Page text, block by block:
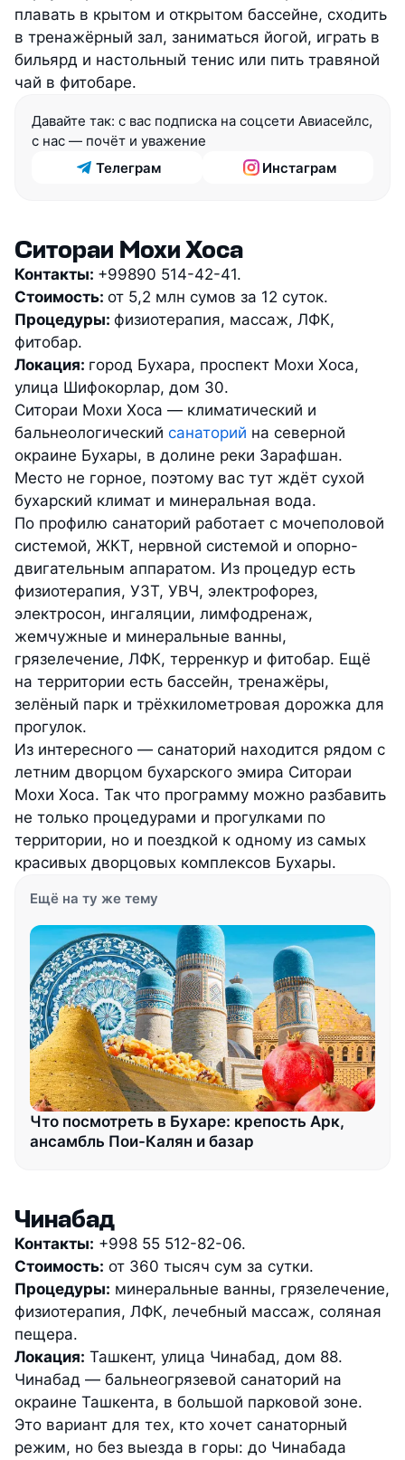
плавать в крытом и открытом бассейне, сходить
в тренажёрный зал, заниматься йогой, играть в
бильярд и настольный тенис или пить травяной
чай в фитобаре.
Давайте так: с вас подписка на соцсети Авиасейлс,
с нас — почёт и уважение
Телеграм
Инстаграм
Ситораи Мохи Хоса
Контакты: +99890 514-42-41.
Стоимость: от 5,2 млн сумов за 12 суток.
Процедуры: физиотерапия, массаж, ЛФК,
фитобар.
Локация: город Бухара, проспект Мохи Хоса,
улица Шифокорлар, дом 30.
Ситораи Мохи Хоса — климатический и
бальнеологический санаторий на северной
окраине Бухары, в долине реки Зарафшан.
Место не горное, поэтому вас тут ждёт сухой
бухарский климат и минеральная вода.
По профилю санаторий работает с мочеполовой
системой, ЖКТ, нервной системой и опорно-
двигательным аппаратом. Из процедур есть
физиотерапия, УЗТ, УВЧ, электрофорез,
электросон, ингаляции, лимфодренаж,
жемчужные и минеральные ванны,
грязелечение, ЛФК, терренкур и фитобар. Ещё
на территории есть бассейн, тренажёры,
зелёный парк и трёхкилометровая дорожка для
прогулок.
Из интересного — санаторий находится рядом с
летним дворцом бухарского эмира Ситораи
Мохи Хоса. Так что программу можно разбавить
не только процедурами и прогулками по
территории, но и поездкой к одному из самых
красивых дворцовых комплексов Бухары.
Ещё на ту же тему
Что посмотреть в Бухаре: крепость Арк,
ансамбль Пои-Калян и базар
Чинабад
Контакты: +998 55 512-82-06.
Стоимость: от 360 тысяч сум за сутки.
Процедуры: минеральные ванны, грязелечение,
физиотерапия, ЛФК, лечебный массаж, соляная
пещера.
Локация: Ташкент, улица Чинабад, дом 88.
Чинабад — бальнеогрязевой санаторий на
окраине Ташкента, в большой парковой зоне.
Это вариант для тех, кто хочет санаторный
режим, но без выезда в горы: до Чинабада